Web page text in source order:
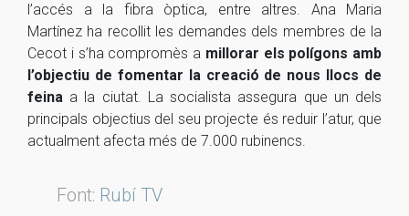
l’accés a la fibra òptica, entre altres. AnaMaria
Martínez ha recollit les demandes dels membres de la
Cecot i s’ha compromès a millorar els polígons amb
l’objectiu de fomentar la creació de nous llocs de
feina a la ciutat. La socialista assegura que un dels
principals objectius del seu projecte és reduir l’atur, que
actualment afecta més de 7.000 rubinencs.
Font: Rubí TV